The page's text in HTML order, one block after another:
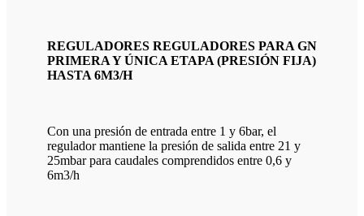
REGULADORES REGULADORES PARA GN
PRIMERA Y ÚNICA ETAPA (PRESIÓN FIJA)
HASTA 6M3/H
Con una presión de entrada entre 1 y 6bar, el
regulador mantiene la presión de salida entre 21 y
25mbar para caudales comprendidos entre 0,6 y
6m3/h